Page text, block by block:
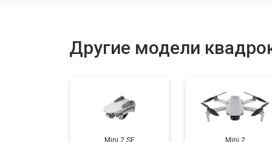
Замена GPS-модуля
Другие модели
Mini 2 SE Mini 2